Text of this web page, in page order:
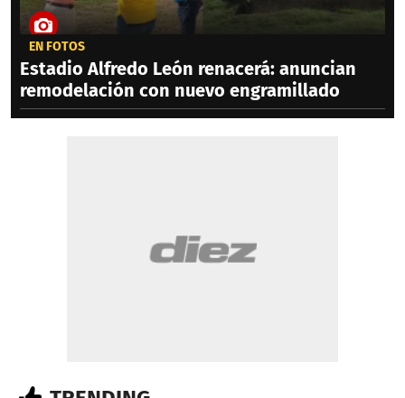
EN FOTOS
Estadio Alfredo León renacerá: anuncian
remodelación con nuevo engramillado